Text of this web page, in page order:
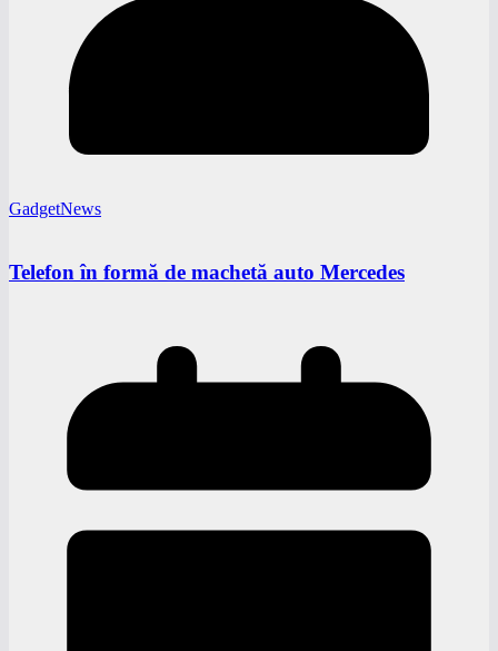
GadgetNews
Telefon în formă de machetă auto Mercedes